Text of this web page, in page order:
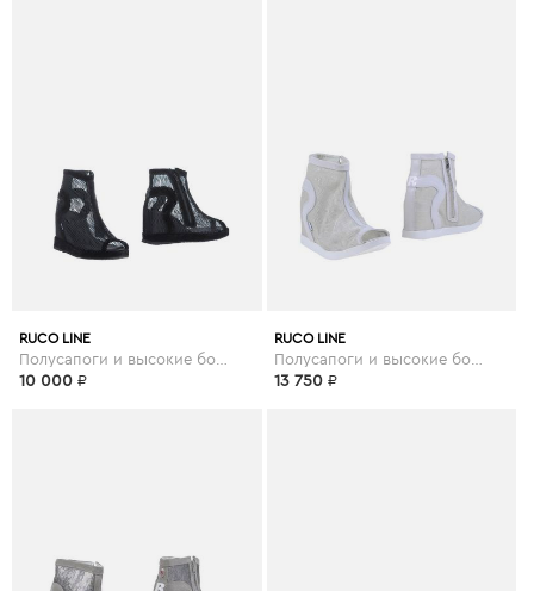
RUCO LINE
10 000 ₽
RUCO LINE
Полусапоги и высокие ботинки
13 750 ₽